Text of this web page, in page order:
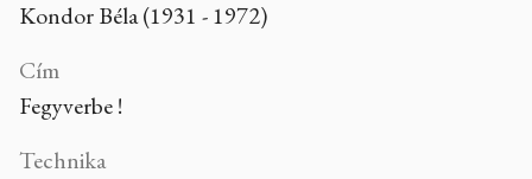
Kondor Béla (1931 - 1972)
Cím
Fegyverbe !
Technika